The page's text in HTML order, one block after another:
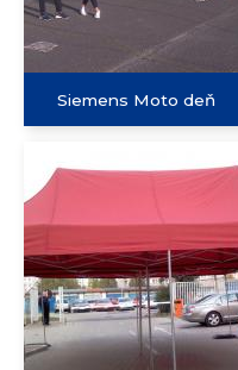
Siemens Moto deň